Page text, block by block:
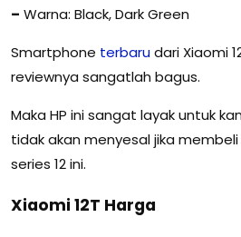
– Warna: Black, Dark Green
Smartphone terbarudari Xiaomi
reviewnya sangatlah bagus.
Maka HP ini sangat layak untuk
tidak akan menyesal jika
series 12 ini.
Xiaomi 12T Harga